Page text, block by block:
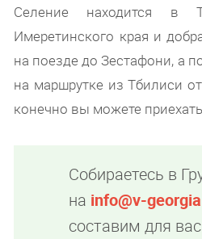
Селение находится в
Имеретинского края и
на поезде до Зестафони, а
на маршрутке из Тбилиси
конечно вы можете
Собираетесь в
на info@v-
составим для